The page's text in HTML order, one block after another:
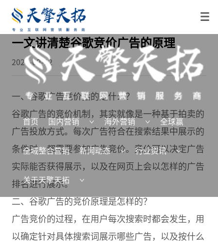
首页 国内营销 海外营销 全球赢
全域整合营销 新闻动态 行业资讯
关于天擎天拓
一文讲清楚谷歌竞价广告的原理
2024-09-12
一、谷歌广告竞价指的是什么？
谷歌广告的竞价机制，其实就像是一种基于拍卖的
广告投放方式。每次广告符合在搜索结果中展示的
条件时，都需要参加广告竞价。竞价可以决定广告
实际能否获得展示，以及在网页上会以怎样的广告
排名进行展示。
二、谷歌广告的竞价原理是怎样的？
广告竞价的过程，在用户每次搜索时都会发生，用
以确定针对具体搜索词展示哪些广告，以及按什么